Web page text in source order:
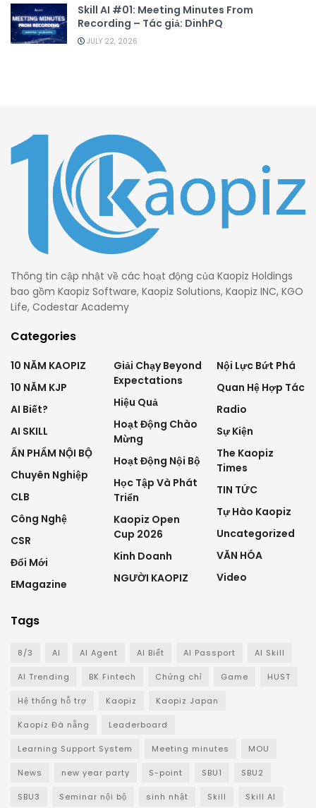
Skill AI #01: Meeting Minutes From
Recording – Tác giả: DinhPQ
JULY 22, 2026
Thông tin cập nhật về các hoạt động của Kaopiz Holdings
bao gồm Kaopiz Software, Kaopiz Solutions, Kaopiz INC, KGO
Life, Codestar Academy
Categories
10 NĂM KAOPIZ
10 NĂM KJP
AI Biết?
AI SKILL
ẤN PHẨM NỘI BỘ
Chuyên Nghiệp
CLB
Công Nghệ
CSR
Đổi Mới
EMagazine
Giải Chạy Beyond
Expectations
Hiệu Quả
Hoạt Động Chào
Mừng
Hoạt Động Nội Bộ
Học Tập Và Phát
Triển
Kaopiz Open
Cup 2026
Kinh Doanh
NGƯỜI KAOPIZ
Nội Lực Bứt Phá
Quan Hệ Hợp Tác
Radio
Sự Kiện
The Kaopiz
Times
TIN TỨC
Tự Hào Kaopiz
Uncategorized
VĂN HÓA
Video
Tags
8/3 AI AI Agent AI Biết AI Passport AI Skill
AI Trending BK Fintech Chứng chỉ Game HUST
Hệ thống hỗ trợ Kaopiz Kaopiz Japan
Kaopiz Đà nẵng Leaderboard
Learning Support System Meeting minutes MOU
News new year party S-point SBU1 SBU2
SBU3 Seminar nội bộ sinh nhật Skill Skill AI